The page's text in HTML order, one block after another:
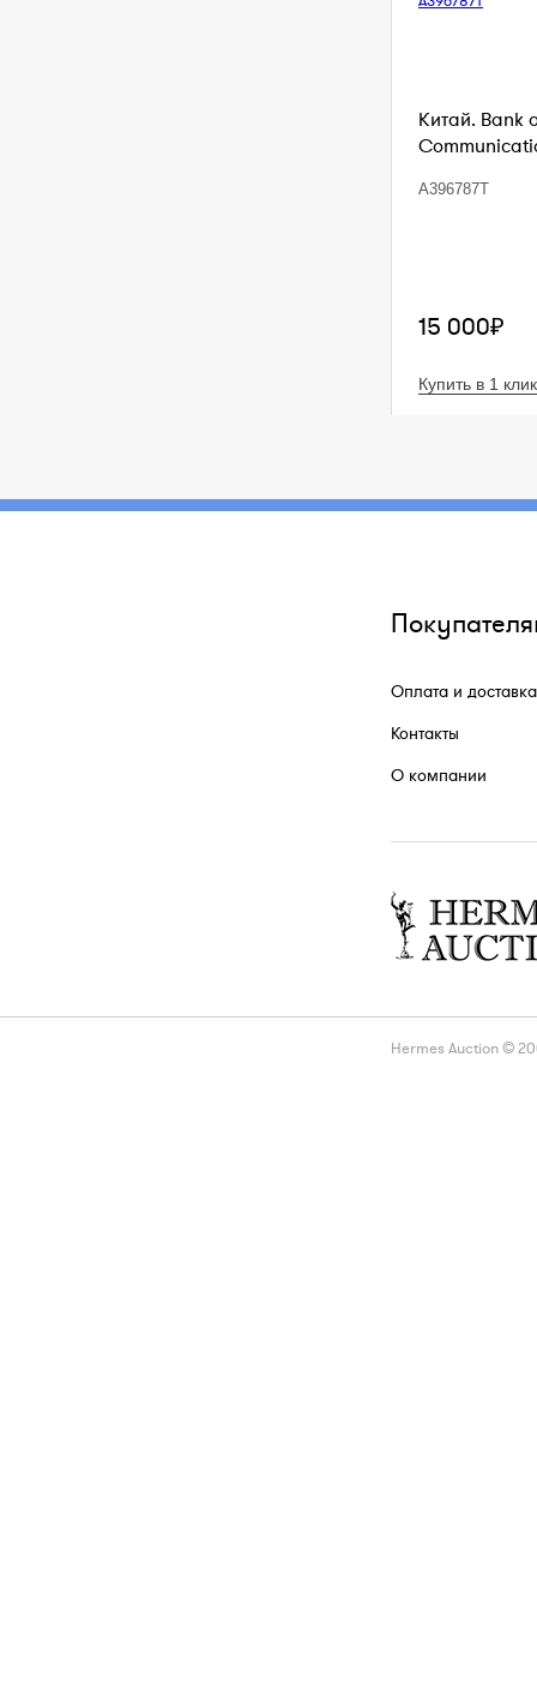
Китай. Bank
A396787T
15 000₽
Купить в 1 клик
Оплата и доставка
Контакты
О компании
Hermes Auction ©